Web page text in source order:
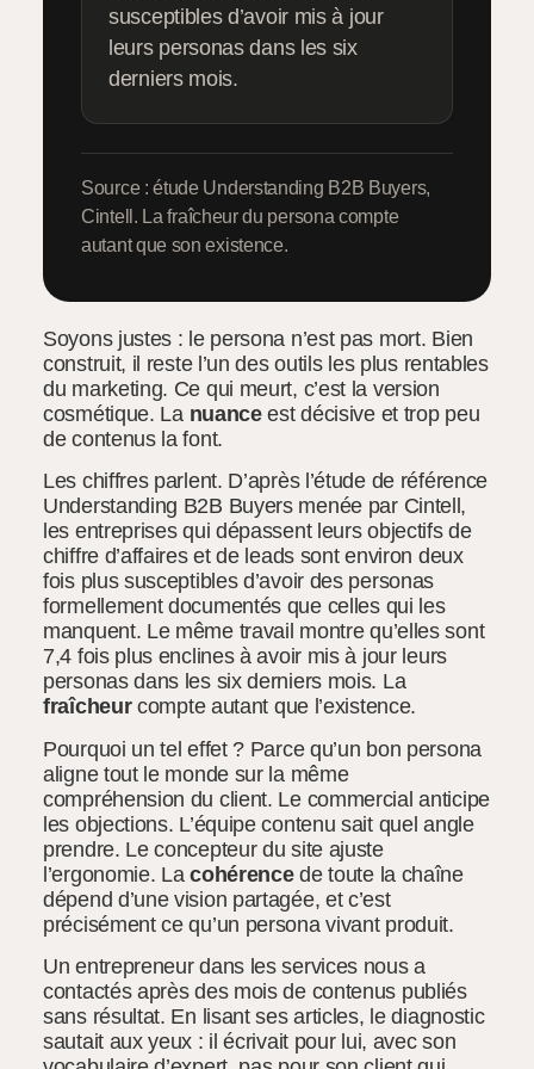
susceptibles d’avoir mis à jour
leurs personas dans les six
derniers mois.
Source : étude Understanding B2B Buyers,
Cintell. La fraîcheur du persona compte
autant que son existence.
Soyons justes : le persona n’est pas mort. Bien
construit, il reste l’un des outils les plus rentables
du marketing. Ce qui meurt, c’est la version
cosmétique. La nuanceest décisive et trop peu
de contenus la font.
Les chiffres parlent. D’après l’étude de référence
Understanding B2B Buyers menée par Cintell,
les entreprises qui dépassent leurs objectifs de
chiffre d’affaires et de leads sont environ deux
fois plus susceptibles d’avoir des personas
formellement documentés que celles qui les
manquent. Le même travail montre qu’elles sont
7,4 fois plus enclines à avoir mis à jour leurs
personas dans les six derniers mois. La
fraîcheurcompte autant que l’existence.
Pourquoi un tel effet ? Parce qu’un bon persona
aligne tout le monde sur la même
compréhension du client. Le commercial anticipe
les objections. L’équipe contenu sait quel angle
prendre. Le concepteur du site ajuste
l’ergonomie. Lacohérencede toute la chaîne
dépend d’une vision partagée, et c’est
précisément ce qu’un persona vivant produit.
Un entrepreneur dans les services nous a
contactés après des mois de contenus publiés
sans résultat. En lisant ses articles, le diagnostic
sautait aux yeux : il écrivait pour lui, avec son